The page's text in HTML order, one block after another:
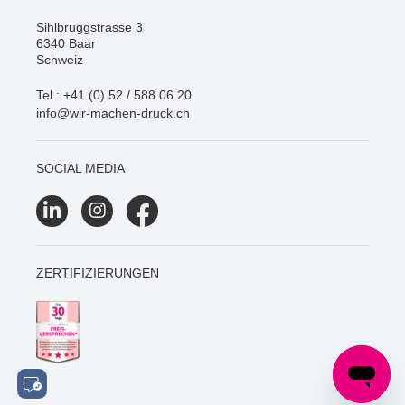
Sihlbruggstrasse 3
6340 Baar
Schweiz
Tel.: +41 (0) 52 / 588 06 20
info@wir-machen-druck.ch
SOCIAL MEDIA
ZERTIFIZIERUNGEN